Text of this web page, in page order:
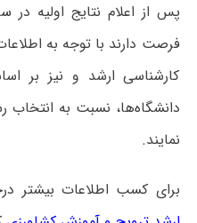
پس از اعلام نتایج اولیه در
فرصت دارند با توجه به
کارشناسی ارشد و نیز بر
دانشگاه‌ها، نسبت به انتخاب
نمایند.
برای کسب اطلاعات